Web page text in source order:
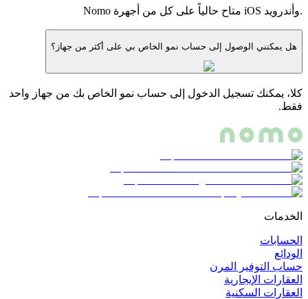
.وأندرويد iOS متاح حالياً على كل من أجهرة Nomo
هل يمكنني الوصول إلى حساب نمو الخاص بي على أكثر من جهاز؟
كلا، يمكنك تسجيل الدخول إلى حساب نمو الخاص بك من جهاز واحد
فقط.
الخدمات
الحسابات
الودائع
حساب التوفير المرن
العقارات الإيجارية
العقارات السكنية